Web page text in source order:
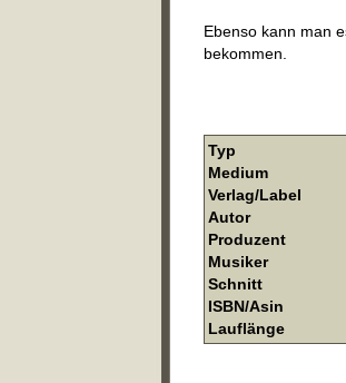
Ebenso kann man
bekommen.
Typ
Medium
Verlag/Label
Autor
Produzent
Musiker
Schnitt
ISBN/Asin
Lauflänge